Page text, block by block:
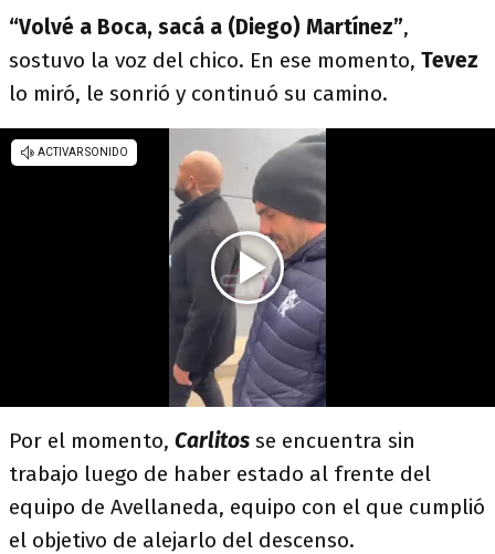
“Volvé a Boca, sacá a (Diego) Martínez”,
sostuvo la voz del chico. En ese momento, Tevez
lo miró, le sonrió y continuó su camino.
Por el momento, Carlitos se encuentra sin
trabajo luego de haber estado al frente del
equipo de Avellaneda, equipo con el que cumplió
el objetivo de alejarlo del descenso.